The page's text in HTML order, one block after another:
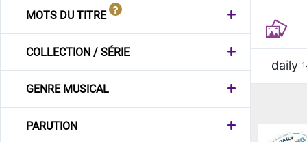
MOTS DU TITRE
COLLECTION / SÉRIE
GENRE MUSICAL
PARUTION
daily